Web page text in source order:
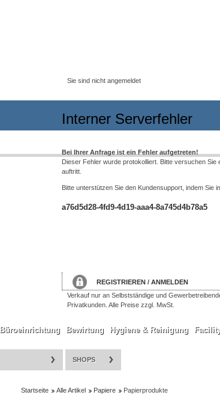
Interner Serverfehler
Bei Ihrer Anfrage ist ein Fehler aufgetreten!
Dieser Fehler wurde protokolliert. Bitte versuchen
auftritt.
Bitte unterstützen Sie den Kundensupport, indem Sie
a76d5d28-4fd9-4d19-aaa4-8a745d4b78a5
REGISTRIEREN / ANMELDEN
Verkauf nur an Selbstständige und
Privatkunden. Alle Preise zzgl. MwSt.
Sie sind nicht angemeldet
Büroeinrichtung Bewirtung Hygiene & Reinigung
SHOPS
Startseite Alle Artikel Papiere Papierprodukte